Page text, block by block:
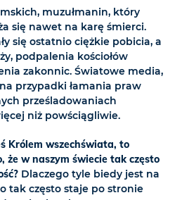
muzułmanin, który
się nawet na karę śmierci.
się ostatnio ciężkie pobicia, a
podpalenia kościołów
zakonnic. Światowe media,
przypadki łamania praw
prześladowaniach
niż powściągliwie.
Królem wszechświata, to
że w naszym świecie tak często
Dlaczego tyle biedy jest na
tak często staje po stronie